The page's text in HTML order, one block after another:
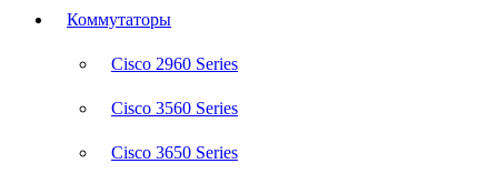
Коммутаторы
Cisco 2960 Series
Cisco 3560 Series
Cisco 3650 Series